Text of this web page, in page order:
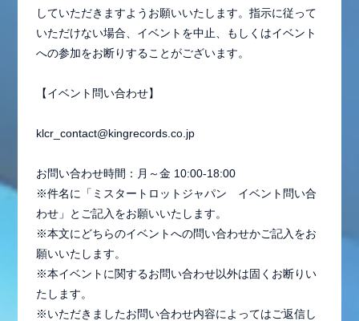
していただきますようお願いいたします。指示に従って
いただけない場合、イベントを中止、もしくはイベント
への参加をお断りすることがございます。
【イベント問い合わせ】
klcr_contact@kingrecords.co.jp
お問い合わせ時間：月～金 10:00-18:00
※件名に「ミスタートロットジャパン イベント問い合
わせ」とご記入をお願いいたします。
※本文にどちらのイベントへの問い合わせかご記入をお
願いいたします。
※本イベントに関するお問い合わせ以外は固くお断りい
たします。
※いただきましたお問い合わせ内容によってはご返信し